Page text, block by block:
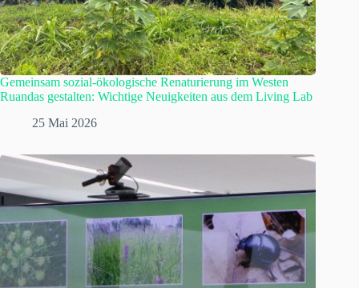
Gemeinsam sozial-ökologische Renaturierung im Westen
Ruandas gestalten: Wichtige Neuigkeiten aus dem Living Lab
25 Mai 2026